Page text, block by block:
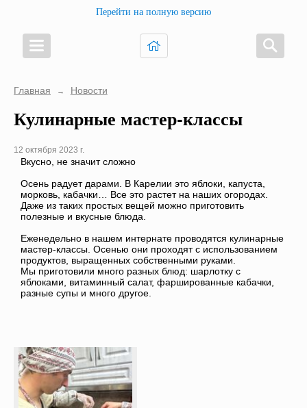
Перейти на полную версию
Главная → Новости
Кулинарные мастер-классы
12 октября 2023 г.
Вкусно, не значит сложно
Осень радует дарами. В Карелии это яблоки, капуста,
морковь, кабачки… Все это растет на наших огородах.
Даже из таких простых вещей можно приготовить
полезные и вкусные блюда.
Еженедельно в нашем интернате проводятся кулинарные
мастер-классы. Осенью они проходят с использованием
продуктов, выращенных собственными руками.
Мы приготовили много разных блюд: шарлотку с
яблоками, витаминный салат, фаршированные кабачки,
разные супы и много другое.